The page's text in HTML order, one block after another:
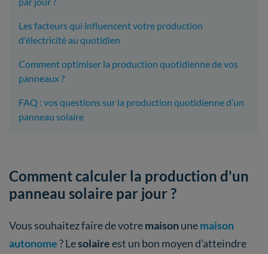
Les facteurs qui influencent votre production
d'électricité au quotidien
Comment optimiser la production quotidienne de vos
panneaux ?
FAQ : vos questions sur la production quotidienne d’un
panneau solaire
Comment calculer la production d'un
panneau solaire par jour ?
Vous souhaitez faire de votremaisonunemaison
autonome? Lesolaireest un bon moyen d’atteindre